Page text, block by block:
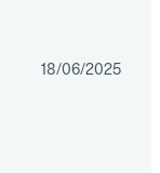
18/06/2025